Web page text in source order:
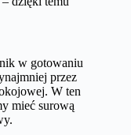
w gotowaniu
przez
W ten
mieć surową